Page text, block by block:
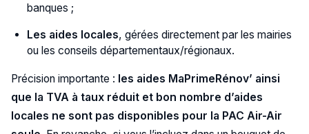
banques ;
Les aides locales, gérées directement par les mairies
ou les conseils départementaux/régionaux.
Précision importante : les aides MaPrimeRénov’ ainsi
que la TVA à taux réduit et bon nombre d’aides
locales ne sont pas disponibles pour la PAC Air-Air